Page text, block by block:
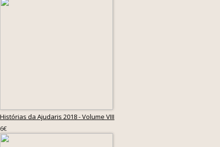
Histórias da Ajudaris 2018 - Volume VIII
6€